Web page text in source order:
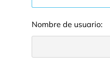
Nombre de usuario: